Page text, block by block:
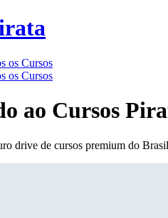
os Cursos
os Cursos
ao Cursos
drive de cursos premium do